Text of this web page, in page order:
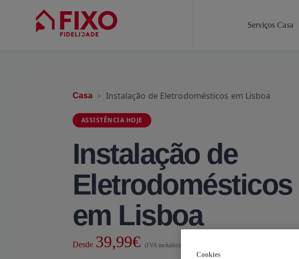
Serviços Casa
Casa Instalação de Eletrodomésticos em Lisboa
ASSISTÊNCIA HOJE
Instalação de
Eletrodomésticos
em Lisboa
Desde 39,99€(IVA incluído)
Cookies